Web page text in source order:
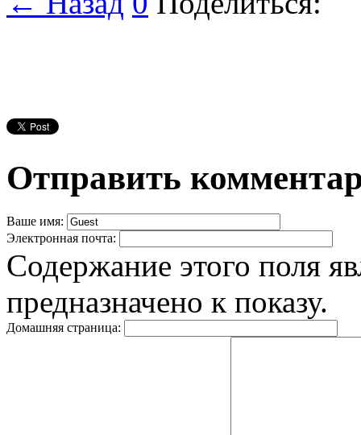
Отправить
Ваше имя:
Электронная почта:
Содержание этого поля
предназначено к показу.
Домашняя страница: